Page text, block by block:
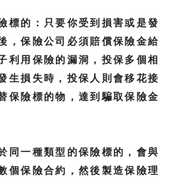
標的：只要你受到損害或是發
，保險公司必須賠償保險金給
利用保險的漏洞，投保多個相
生損失時，投保人則會移花接
保險標的物，達到騙取保險金
同一種類型的保險標的，會與
個保險合約，然後製造保險理